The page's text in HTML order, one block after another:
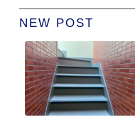
NEW POST